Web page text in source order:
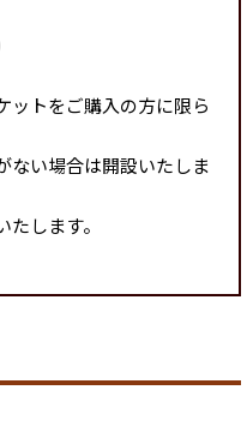
トをご購入の方に限ら
ない場合は開設いたしま
します。